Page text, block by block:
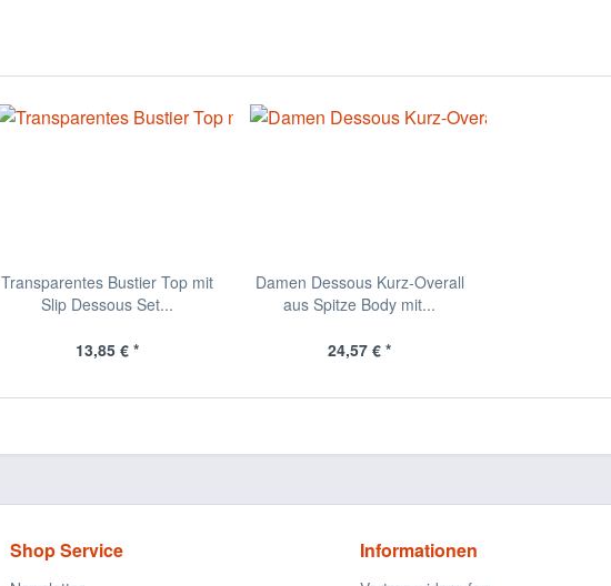
Transparentes Bustier Top mit
Slip Dessous Set...
13,85 € *
Damen Dessous Kurz-Overall
aus Spitze Body mit...
24,57 € *
Shop Service Informationen